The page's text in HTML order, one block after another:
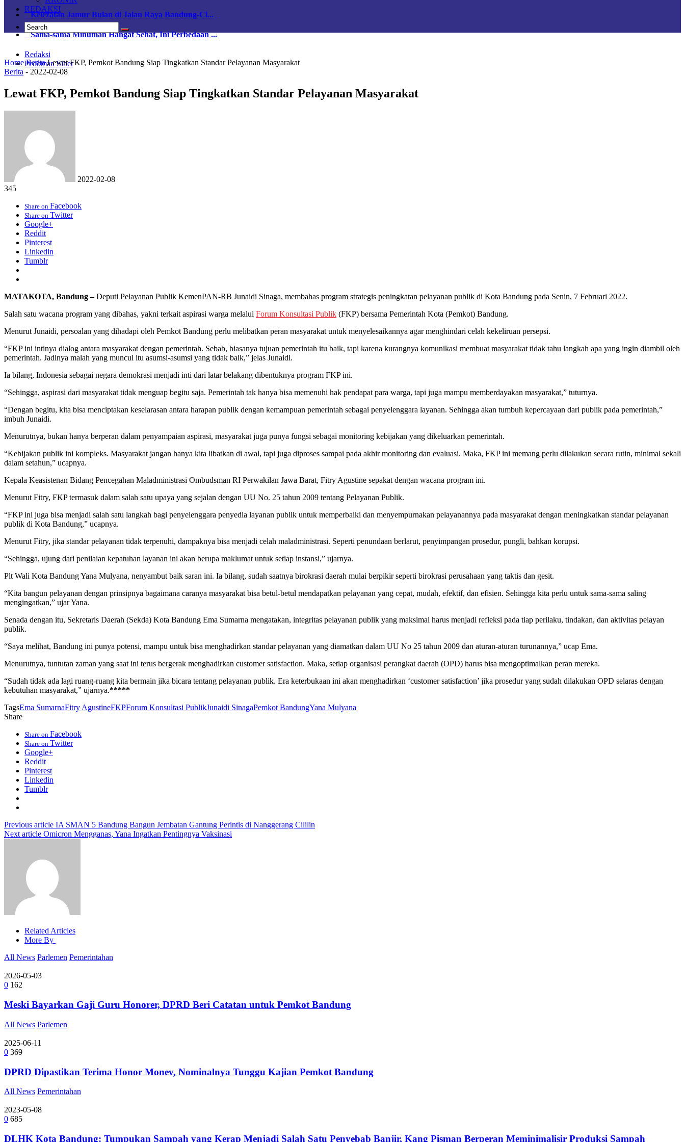
Kelezatan Jamur Bulan di Jalan Raya Bandung-Ci...
Sama-sama Minuman Hangat Sehat, Ini Perbedaan ...
Redaksi
Pedoman Siber
REDAKSI
Home Berita Lewat FKP, Pemkot Bandung Siap Tingkatkan Standar Pelayanan Masyarakat
Berita - 2022-02-08
Lewat FKP, Pemkot Bandung Siap Tingkatkan Standar Pelayanan Masyarakat
2022-02-08
345
Share on Facebook
Share on Twitter
Google+
Reddit
Pinterest
Linkedin
Tumblr
MATAKOTA, Bandung –Deputi Pelayanan Publik KemenPAN-RB Junaidi Sinaga, membahas program strategis peningkatan pelayanan publik di Kota Bandung pada Senin, 7 Februari 2022.
Salah satu wacana program yang dibahas, yakni terkait aspirasi warga melalui Forum Konsultasi Publik (FKP) bersama Pemerintah Kota (Pemkot) Bandung.
Menurut Junaidi, persoalan yang dihadapi oleh Pemkot Bandung perlu melibatkan peran masyarakat untuk menyelesaikannya agar menghindari celah kekeliruan persepsi.
“FKP ini intinya dialog antara masyarakat dengan pemerintah. Sebab, biasanya tujuan pemerintah itu baik, tapi karena kurangnya komunikasi membuat masyarakat tidak tahu langkah apa yang ingin diambil oleh
pemerintah. Jadinya malah yang muncul itu asumsi-asumsi yang tidak baik,” jelas Junaidi.
Ia bilang, Indonesia sebagai negara demokrasi menjadi inti dari latar belakang dibentuknya program FKP ini.
“Sehingga, aspirasi dari masyarakat tidak menguap begitu saja. Pemerintah tak hanya bisa memenuhi hak pendapat para warga, tapi juga mampu memberdayakan masyarakat,” tuturnya.
“Dengan begitu, kita bisa menciptakan keselarasan antara harapan publik dengan kemampuan pemerintah sebagai penyelenggara layanan. Sehingga akan tumbuh kepercayaan dari publik pada pemerintah,”
imbuh Junaidi.
Menurutnya, bukan hanya berperan dalam penyampaian aspirasi, masyarakat juga punya fungsi sebagai monitoring kebijakan yang dikeluarkan pemerintah.
“Kebijakan publik ini kompleks. Masyarakat jangan hanya kita libatkan di awal, tapi juga diproses sampai pada akhir monitoring dan evaluasi. Maka, FKP ini memang perlu dilakukan secara rutin, minimal sekali
dalam setahun,” ucapnya.
Kepala Keasistenan Bidang Pencegahan Maladministrasi Ombudsman RI Perwakilan Jawa Barat, Fitry Agustine sepakat dengan wacana program ini.
Menurut Fitry, FKP termasuk dalam salah satu upaya yang sejalan dengan UU No. 25 tahun 2009 tentang Pelayanan Publik.
“FKP ini juga bisa menjadi salah satu langkah bagi penyelenggara penyedia layanan publik untuk memperbaiki dan menyempurnakan pelayanannya pada masyarakat dengan meningkatkan standar pelayanan
publik di Kota Bandung,” ucapnya.
Menurut Fitry, jika standar pelayanan tidak terpenuhi, dampaknya bisa menjadi celah maladministrasi. Seperti penundaan berlarut, penyimpangan prosedur, pungli, bahkan korupsi.
“Sehingga, ujung dari penilaian kepatuhan layanan ini akan berupa maklumat untuk setiap instansi,” ujarnya.
Plt Wali Kota Bandung Yana Mulyana, nenyambut baik saran ini. Ia bilang, sudah saatnya birokrasi daerah mulai berpikir seperti birokrasi perusahaan yang taktis dan gesit.
“Kita bangun pelayanan dengan prinsipnya bagaimana caranya masyarakat bisa betul-betul mendapatkan pelayanan yang cepat, mudah, efektif, dan efisien. Sehingga kita perlu untuk sama-sama saling
mengingatkan,” ujar Yana.
Senada dengan itu, Sekretaris Daerah (Sekda) Kota Bandung Ema Sumarna mengatakan, integritas pelayanan publik yang maksimal harus menjadi refleksi pada tiap perilaku, tindakan, dan aktivitas pelayan
publik.
“Saya melihat, Bandung ini punya potensi, mampu untuk bisa menghadirkan standar pelayanan yang diamatkan dalam UU No 25 tahun 2009 dan aturan-aturan turunannya,” ucap Ema.
Menurutnya, tuntutan zaman yang saat ini terus bergerak menghadirkan customer satisfaction. Maka, setiap organisasi perangkat daerah (OPD) harus bisa mengoptimalkan peran mereka.
“Sudah tidak ada lagi ruang-ruang kita bermain jika bicara tentang pelayanan publik. Era keterbukaan ini akan menghadirkan ‘customer satisfaction’ jika prosedur yang sudah dilakukan OPD selaras dengan
kebutuhan masyarakat,” ujarnya.*****
TagsEma SumarnaFitry AgustineFKPForum Konsultasi PublikJunaidi SinagaPemkot BandungYana Mulyana
Share
Share on Facebook
Share on Twitter
Google+
Reddit
Pinterest
Linkedin
Tumblr
Previous article IA SMAN 5 Bandung Bangun Jembatan Gantung Perintis di Nanggerang Cililin
Next article Omicron Mengganas, Yana Ingatkan Pentingnya Vaksinasi
Related Articles
More By
All News Parlemen Pemerintahan
2026-05-03
0 162
Meski Bayarkan Gaji Guru Honorer, DPRD Beri Catatan untuk Pemkot Bandung
All News Parlemen
2025-06-11
0 369
DPRD Dipastikan Terima Honor Monev, Nominalnya Tunggu Kajian Pemkot Bandung
All News Pemerintahan
2023-05-08
0 685
DLHK Kota Bandung: Tumpukan Sampah yang Kerap Menjadi Salah Satu Penyebab Banjir, Kang Pisman Berperan Meminimalisir Produksi Sampah